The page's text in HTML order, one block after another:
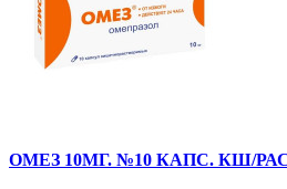
ОМЕЗ 10МГ. №10 КАПС. КШ/